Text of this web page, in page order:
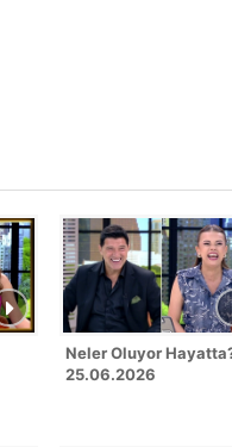
Neler Oluyor
25.06.2026